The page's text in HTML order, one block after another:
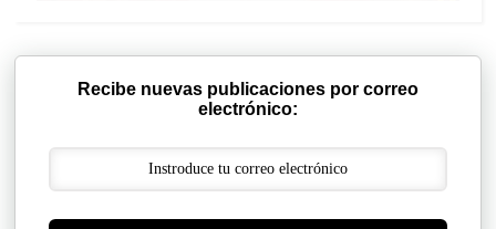
Recibe nuevas publicaciones por correo
electrónico: